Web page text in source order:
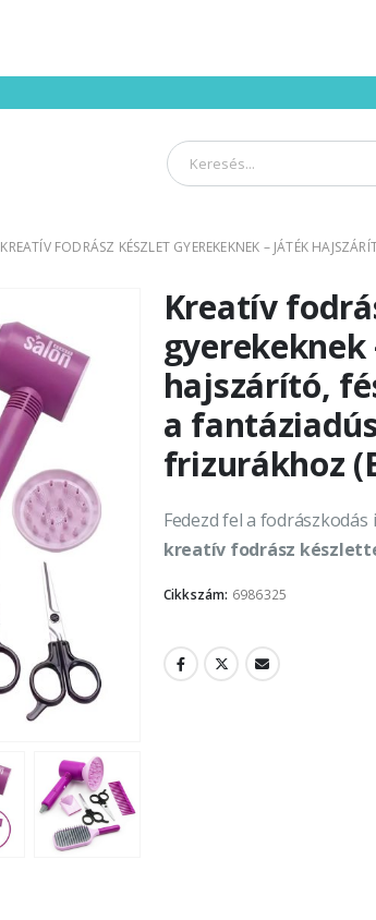
KREATÍV FODRÁSZ KÉSZLET GYEREKEKNEK – JÁTÉK
Kreatív
hajszárító,
a
frizurákhoz
Fedezd fel a
kreatív fodrász
Cikkszám: 6986325